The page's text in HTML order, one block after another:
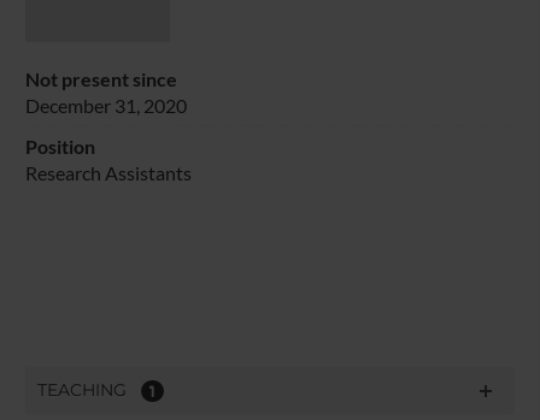
Not present since
December 31, 2020
Position
Research Assistants
TEACHING 1